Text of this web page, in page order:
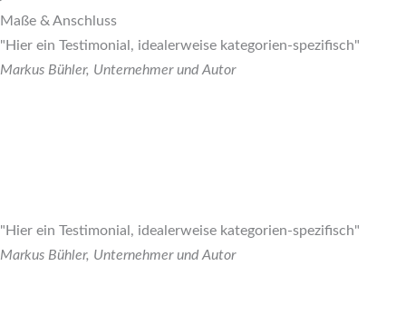
Maße & Anschluss
"Hier ein Testimonial, idealerweise kategorien-spezifisch"
Markus Bühler, Unternehmer und Autor
"Hier ein Testimonial, idealerweise kategorien-spezifisch"
Markus Bühler, Unternehmer und Autor